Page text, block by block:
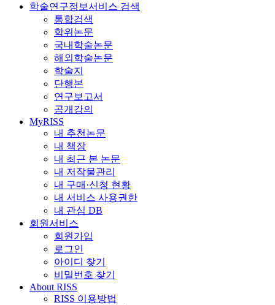
학술연구정보서비스 검색
통합검색
학위논문
국내학술논문
해외학술논문
학술지
단행본
연구보고서
공개강의
MyRISS
내 추천논문
내 책장
내 최근 본 논문
내 저작물관리
내 구매·신청 현황
내 서비스 사용권한
내 관심 DB
회원서비스
회원가입
로그인
아이디 찾기
비밀번호 찾기
About RISS
RISS 이용방법